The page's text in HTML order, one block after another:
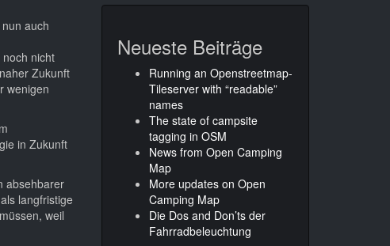
auch
nicht
Zukunft
wenigen
in Zukunft
absehbarer
langfristige
weil
Neueste Beiträge
Running an Openstreetmap-
Tileserver with “readable”
names
The state of campsite
tagging in OSM
News from Open Camping
Map
More updates on Open
Camping Map
Die Dos and Don’ts der
Fahrradbeleuchtung